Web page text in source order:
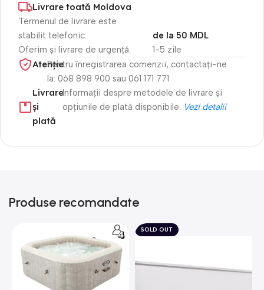
Livrare toată Moldova
Termenul de livrare este
stabilit telefonic.
Oferim și livrare de urgență.
1-5 zile
de la 50 MDL
Atenție​Pentru înregistrarea comenzii, contactați-ne
la: 068 898 900 sau 061 171 771
Livrare
și
plată
Informații despre metodele de livrare și
opțiunile de plată disponibile. Vezi detalii
Produse recomandate
SOLD OUT